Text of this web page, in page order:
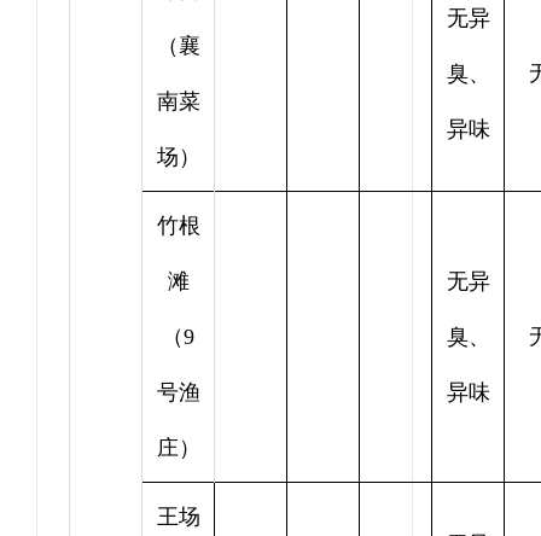
（襄
南菜
场）
无异
臭、
异味
竹根
滩
（9
号渔
庄）
无异
臭、
异味
王场